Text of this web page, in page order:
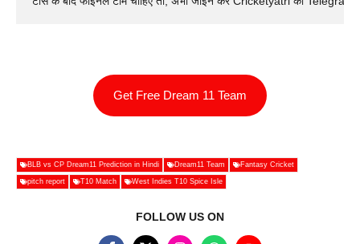
Get Free Dream 11 Team
BLB vs CP Dream11 Prediction in Hindi Dream11 Team Fantasy Cricket
pitch report T10 Match West Indies T10 Spice Isle
FOLLOW US ON